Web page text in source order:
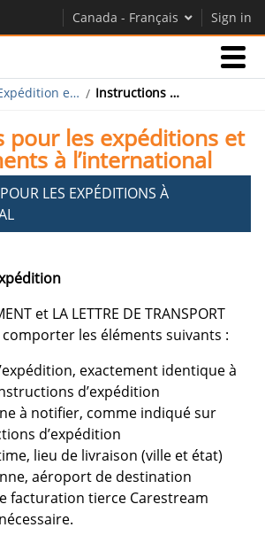
Canada - Français Sign in
Expédition et acheminement Instructions pour les expéditions et acheminements à l’international
pour les expéditions et
à l’international
LES EXPÉDITIONS À
et LA LETTRE DE TRANSPORT
comporter les éléments suivants :
exactement identique à
d’expédition
à notifier, comme indiqué sur
d’expédition
lieu de livraison (ville et état)
aéroport de destination
facturation tierce Carestream